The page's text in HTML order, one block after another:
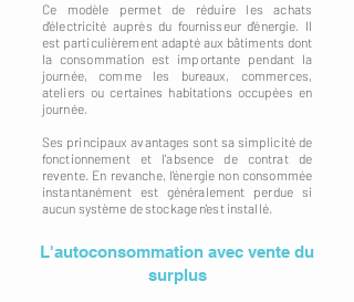
Ce modèle permet de réduire les achats
d'électricité auprès du fournisseur d'énergie. Il
est particulièrement adapté aux bâtiments dont
la consommation est importante pendant la
journée, comme les bureaux, commerces,
ateliers ou certaines habitations occupées en
journée.
Ses principaux avantages sont sa simplicité de
fonctionnement et l'absence de contrat de
revente. En revanche, l'énergie non consommée
instantanément est généralement perdue si
aucun système de stockage n'est installé.
L'autoconsommation avec vente du
surplus